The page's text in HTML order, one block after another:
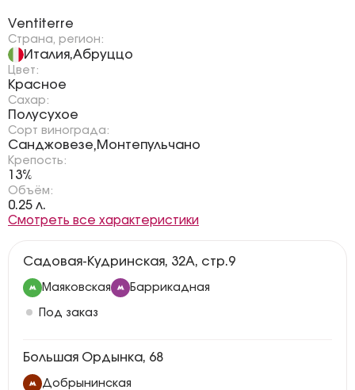
Ventiterre
Страна, регион:
Италия,Абруццо
Цвет:
Красное
Сахар:
Полусухое
Сорт винограда:
Санджовезе,Монтепульчано
Крепость:
13%
Объём:
0.25 л.
Смотреть все характеристики
Садовая-Кудринская, 32А, стр.9
Маяковская Баррикадная
Под заказ
Большая Ордынка, 68
Добрынинская